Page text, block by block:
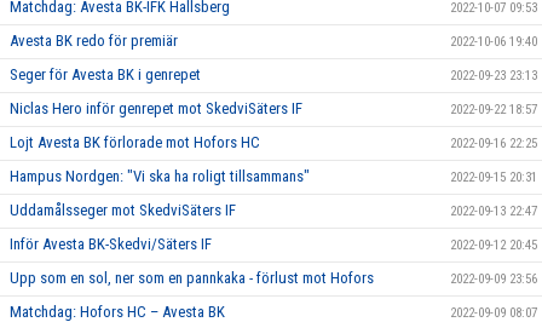
Matchdag: Avesta BK-IFK Hallsberg 2022-10-07 09:53
Avesta BK redo för premiär 2022-10-06 19:40
Seger för Avesta BK i genrepet 2022-09-23 23:13
Niclas Hero inför genrepet mot SkedviSäters IF 2022-09-22 18:57
Lojt Avesta BK förlorade mot Hofors HC 2022-09-16 22:25
Hampus Nordgen: "Vi ska ha roligt tillsammans" 2022-09-15 20:31
Uddamålsseger mot SkedviSäters IF 2022-09-13 22:47
Inför Avesta BK-Skedvi/Säters IF 2022-09-12 20:45
Upp som en sol, ner som en pannkaka - förlust mot Hofors 2022-09-09 23:56
Matchdag: Hofors HC – Avesta BK 2022-09-09 08:07